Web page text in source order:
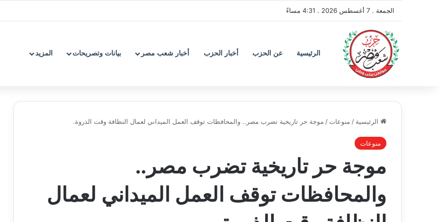
الجمعة . 7 أغسطس 2026 . 4:31 مساءً
الرئيسية عن الحزب أخبار الحزب أخبار شعب مصر بيانات وتصريحات المزيد
الرئيسية / منوعات / موجة حر تاريخية تضرب مصر.. والمحافظات توقف العمل الميداني لعمال النظافة وقت الذروة.
منوعات
موجة حر تاريخية تضرب مصر..
والمحافظات توقف العمل الميداني لعمال